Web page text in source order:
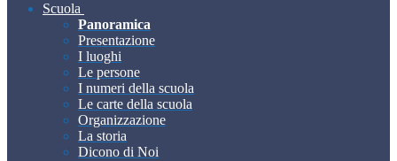
Scuola
Panoramica
Presentazione
I luoghi
Le persone
I numeri della scuola
Le carte della scuola
Organizzazione
La storia
Dicono di Noi